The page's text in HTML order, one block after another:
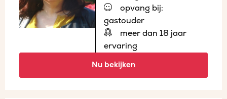
opvang bij:
gastouder
meer dan 18 jaar
ervaring
Nu bekijken